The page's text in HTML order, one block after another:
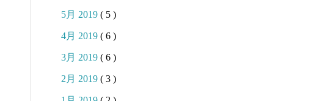
5月 2019 ( 5 )
4月 2019 ( 6 )
3月 2019 ( 6 )
2月 2019 ( 3 )